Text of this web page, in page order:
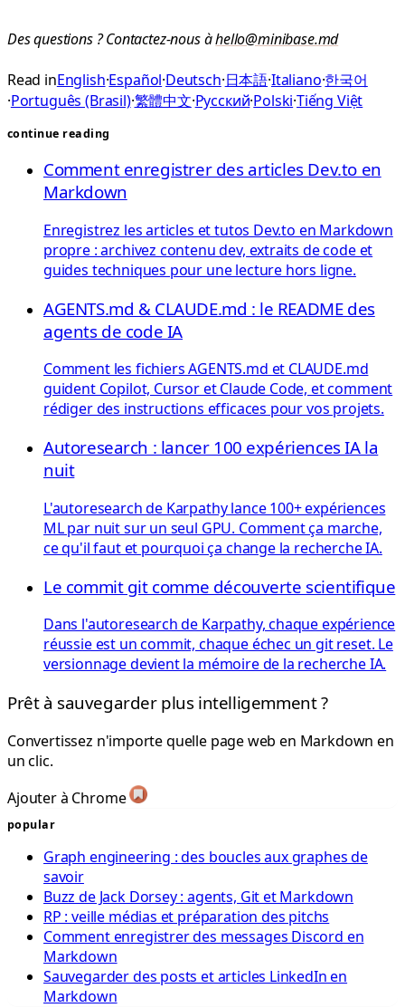
Des questions ? Contactez-nous àhello@minibase.md
Read inEnglish·Español·Deutsch·日本語·Italiano·한국어
·Português (Brasil)·繁體中文·Русский·Polski·Tiếng Việt
continue reading
Comment enregistrer des articles Dev.to en
Markdown
Enregistrez les articles et tutos Dev.to en Markdown
propre : archivez contenu dev, extraits de code et
guides techniques pour une lecture hors ligne.
AGENTS.md & CLAUDE.md : le README des
agents de code IA
Comment les fichiers AGENTS.md et CLAUDE.md
guident Copilot, Cursor et Claude Code, et comment
rédiger des instructions efficaces pour vos projets.
Autoresearch : lancer 100 expériences IA la
nuit
L'autoresearch de Karpathy lance 100+ expériences
ML par nuit sur un seul GPU. Comment ça marche,
ce qu'il faut et pourquoi ça change la recherche IA.
Le commit git comme découverte scientifique
Dans l'autoresearch de Karpathy, chaque expérience
réussie est un commit, chaque échec un git reset. Le
versionnage devient la mémoire de la recherche IA.
Prêt à sauvegarder plus intelligemment ?
Convertissez n'importe quelle page web en Markdown en
un clic.
Ajouter à Chrome
popular
Graph engineering : des boucles aux graphes de
savoir
Buzz de Jack Dorsey : agents, Git et Markdown
RP : veille médias et préparation des pitchs
Comment enregistrer des messages Discord en
Markdown
Sauvegarder des posts et articles LinkedIn en
Markdown